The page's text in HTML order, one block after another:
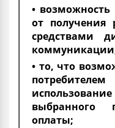
• возможность
от получения
средствами
• то, что
выбранного
оплаты;